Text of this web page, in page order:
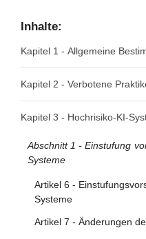
Inhalte:
Kapitel 1 - Allgemeine
Artikel 2 -
Artikel 3 -
Artikel 4 - KI-Kompetenz
Kapitel 2 - Verbotene
Kapitel 3 - Hochrisiko-KI-
Abschnitt 1 - Einstufung
Systeme
Artikel 6 -
Systeme
Artikel 7 - Änderungen